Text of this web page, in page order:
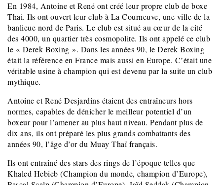
En 1984, Antoine et René ont créé leur propre club de boxe
Thai. Ils ont ouvert leur club à La Courneuve, une ville de la
banlieue nord de Paris. Le club est situé au cœur de la cité
des 4000, un quartier très cosmopolite. Ils ont appelé ce club
le « Derek Boxing ». Dans les années 90, le Derek Boxing
était la référence en France mais aussi en Europe. C’était une
véritable usine à champion qui est devenu par la suite un club
mythique.
Antoine et René Desjardins étaient des entraîneurs hors
normes, capables de dénicher le meilleur potentiel d’un
boxeur pour l’amener au plus haut niveau. Pendant plus de
dix ans, ils ont préparé les plus grands combattants des
années 90, l’âge d’or du Muay Thaï français.
Ils ont entraîné des stars des rings de l’époque telles que
Khaled Hebieb (Champion du monde, champion d’Europe),